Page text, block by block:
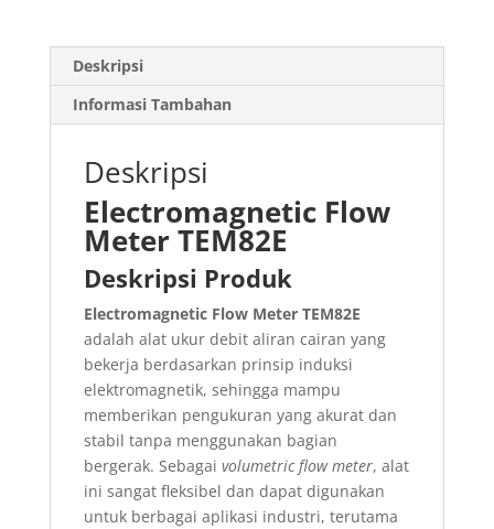
Deskripsi
Informasi Tambahan
Deskripsi
Electromagnetic Flow
Meter TEM82E
Deskripsi Produk
Electromagnetic Flow Meter TEM82E
adalah alat ukur debit aliran cairan yang
bekerja berdasarkan prinsip induksi
elektromagnetik, sehingga mampu
memberikan pengukuran yang akurat dan
stabil tanpa menggunakan bagian
bergerak. Sebagai volumetric flow meter, alat
ini sangat fleksibel dan dapat digunakan
untuk berbagai aplikasi industri, terutama